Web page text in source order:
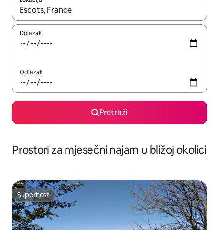
Kada budu dostupni rezultati, moći ćete ih pregledati
Dolazak
Odlazak
Pretraži
Prostori za mjesečni najam u bližoj okolici
Superhost
Superhost